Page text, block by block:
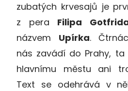
zubatých krvesajů je
z pera Filipa
názvem Upírka.
nás zavádí do Prahy, ta
hlavnímu městu ani
Text se odehrává v